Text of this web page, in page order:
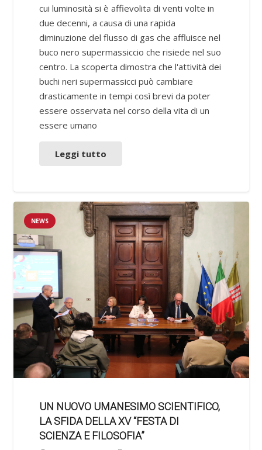
cui luminosità si è affievolita di venti volte in
due decenni, a causa di una rapida
diminuzione del flusso di gas che affluisce nel
buco nero supermassiccio che risiede nel suo
centro. La scoperta dimostra che l'attività dei
buchi neri supermassicci può cambiare
drasticamente in tempi così brevi da poter
essere osservata nel corso della vita di un
essere umano
Leggi tutto
NEWS
UN NUOVO UMANESIMO SCIENTIFICO,
LA SFIDA DELLA XV “FESTA DI
SCIENZA E FILOSOFIA”